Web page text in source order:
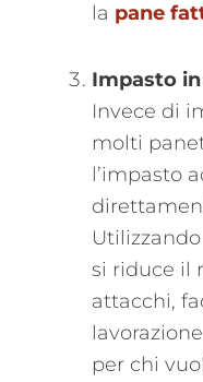
la pane
Impasto
Invece di
molti
l’impasto
si riduce il
attacchi,
per chi